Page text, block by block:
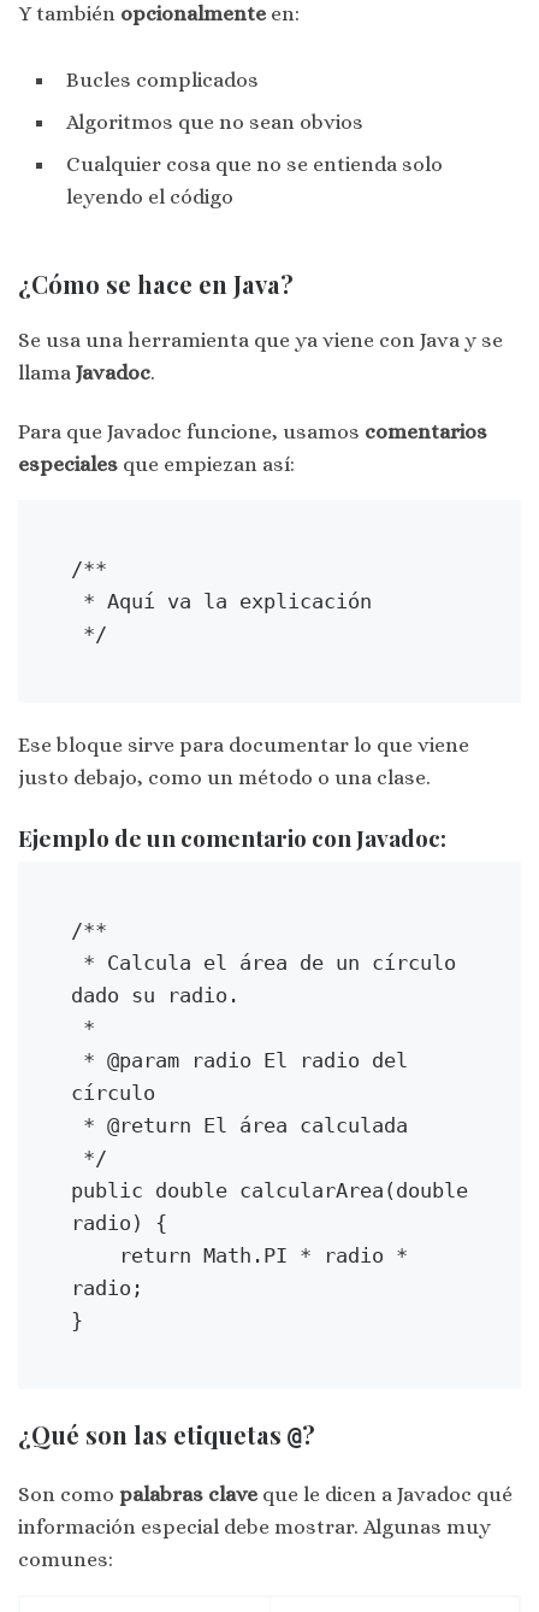
Y también opcionalmente en:
Bucles complicados
Algoritmos que no sean obvios
Cualquier cosa que no se entienda solo
leyendo el código
¿Cómo se hace en Java?
Se usa una herramienta que ya viene con Java y se
llama Javadoc.
Para que Javadoc funcione, usamos comentarios
especiales que empiezan así:
/**
* Aquí va la explicación
*/
Ese bloque sirve para documentar lo que viene
justo debajo, como un método o una clase.
Ejemplo de un comentario con Javadoc:
/**
dado su radio.
*
círculo
* @return El área calculada
*/
public double calcularArea(double
radio) {
radio;
}
¿Qué son las etiquetas @?
Son como palabras clave que le dicen a Javadoc qué
información especial debe mostrar. Algunas muy
comunes: